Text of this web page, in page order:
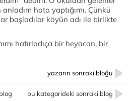
hata yaptığımı. Çünkü
başladılar köyün adı ile birlikte
hatırladıça bir heyacan, bir
yazarın sonraki bloğu
bu kategorideki sonraki blog